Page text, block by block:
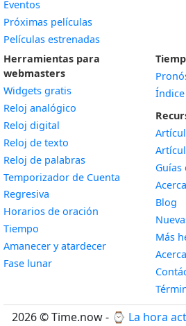
Eventos
Próximas películas
Películas estrenadas
Herramientas para
webmasters
Widgets gratis
Reloj analógico
Reloj digital
Reloj de texto
Reloj de palabras
Temporizador de Cuenta
Regresiva
Horarios de oración
Tiempo
Amanecer y atardecerWidget
Fase lunarWidget
Índice
Blog
Más
2026 © Time.now - ⌚ La hora